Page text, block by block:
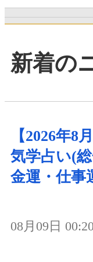
新着の
【2026年8
気学占い(
金運・仕事
08月09日 00:20